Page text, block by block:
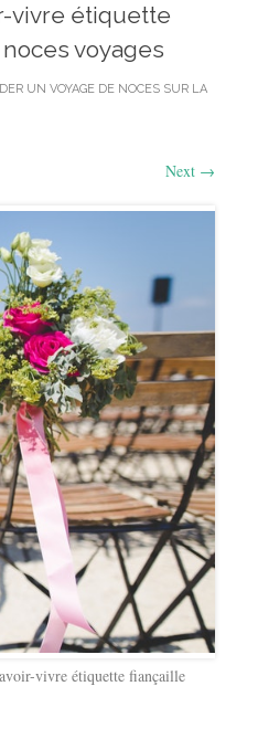
vivre étiquette
voyages
UN VOYAGE DE NOCES SUR LA
Next →
vivre étiquette fiançaille